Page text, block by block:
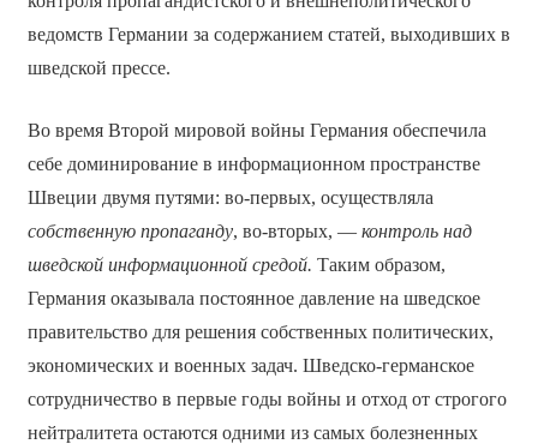
ведомств Германии за содержанием статей, выходивших в
шведской прессе.
Во время Второй мировой войны Германия обеспечила
себе доминирование в информационном пространстве
Швеции двумя путями: во-первых, осуществляла
собственную пропаганду, во-вторых, — контроль над
шведской информационной средой. Таким образом,
Германия оказывала постоянное давление на шведское
правительство для решения собственных политических,
экономических и военных задач. Шведско-германское
сотрудничество в первые годы войны и отход от строгого
нейтралитета остаются одними из самых болезненных